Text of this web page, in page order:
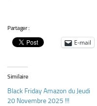
Partager :
E-mail
Similaire
Black Friday Amazon du Jeudi
20 Novembre 2025 !!!